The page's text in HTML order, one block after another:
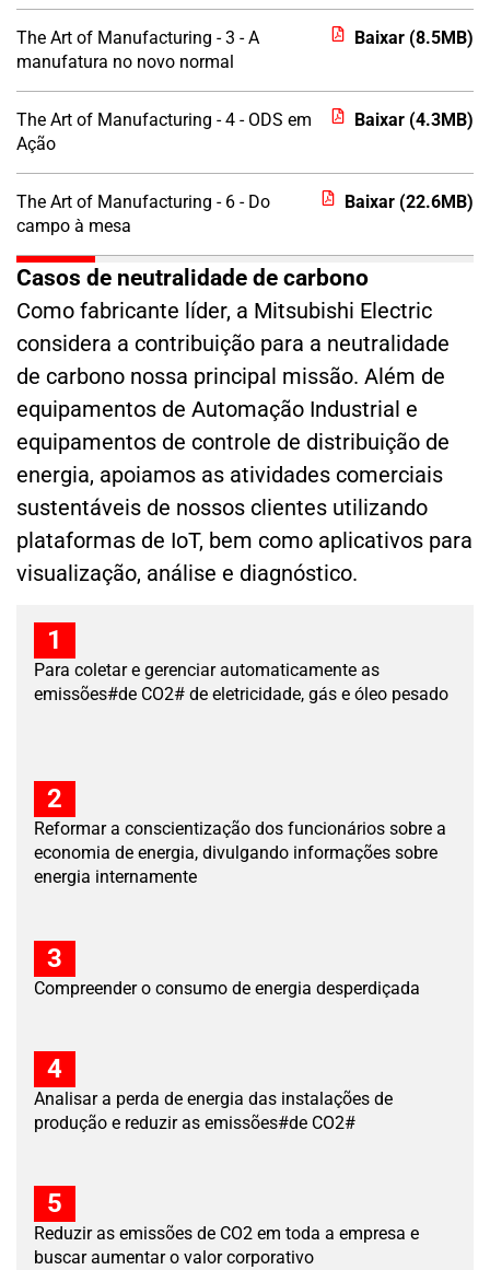
The Art of Manufacturing - 3 - A
manufatura no novo normal
Baixar (8.5MB)
The Art of Manufacturing - 4 - ODS em
Ação
Baixar (4.3MB)
The Art of Manufacturing - 6 - Do
campo à mesa
Baixar (22.6MB)
Casos de neutralidade de carbono
Como fabricante líder, a Mitsubishi Electric
considera a contribuição para a neutralidade
de carbono nossa principal missão. Além de
equipamentos de Automação Industrial e
equipamentos de controle de distribuição de
energia, apoiamos as atividades comerciais
sustentáveis de nossos clientes utilizando
plataformas de IoT, bem como aplicativos para
visualização, análise e diagnóstico.
1
Para coletar e gerenciar automaticamente as
emissões#de CO2# de eletricidade, gás e óleo pesado
2
Reformar a conscientização dos funcionários sobre a
economia de energia, divulgando informações sobre
energia internamente
3
Compreender o consumo de energia desperdiçada
4
Analisar a perda de energia das instalações de
produção e reduzir as emissões#de CO2#
5
Reduzir as emissões de CO2 em toda a empresa e
buscar aumentar o valor corporativo